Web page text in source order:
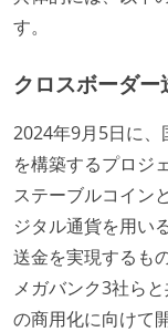
す。
クロスボーダ
2024年9月5日に、
を構築するプロジ
ステーブルコイン
ジタル通貨を用い
送金を実現するも
メガバンク3社ら
の商用化に向けて